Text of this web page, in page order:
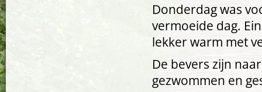
Donderdag was
vermoeide dag.
lekker warm met
De bevers zijn
gezwommen en